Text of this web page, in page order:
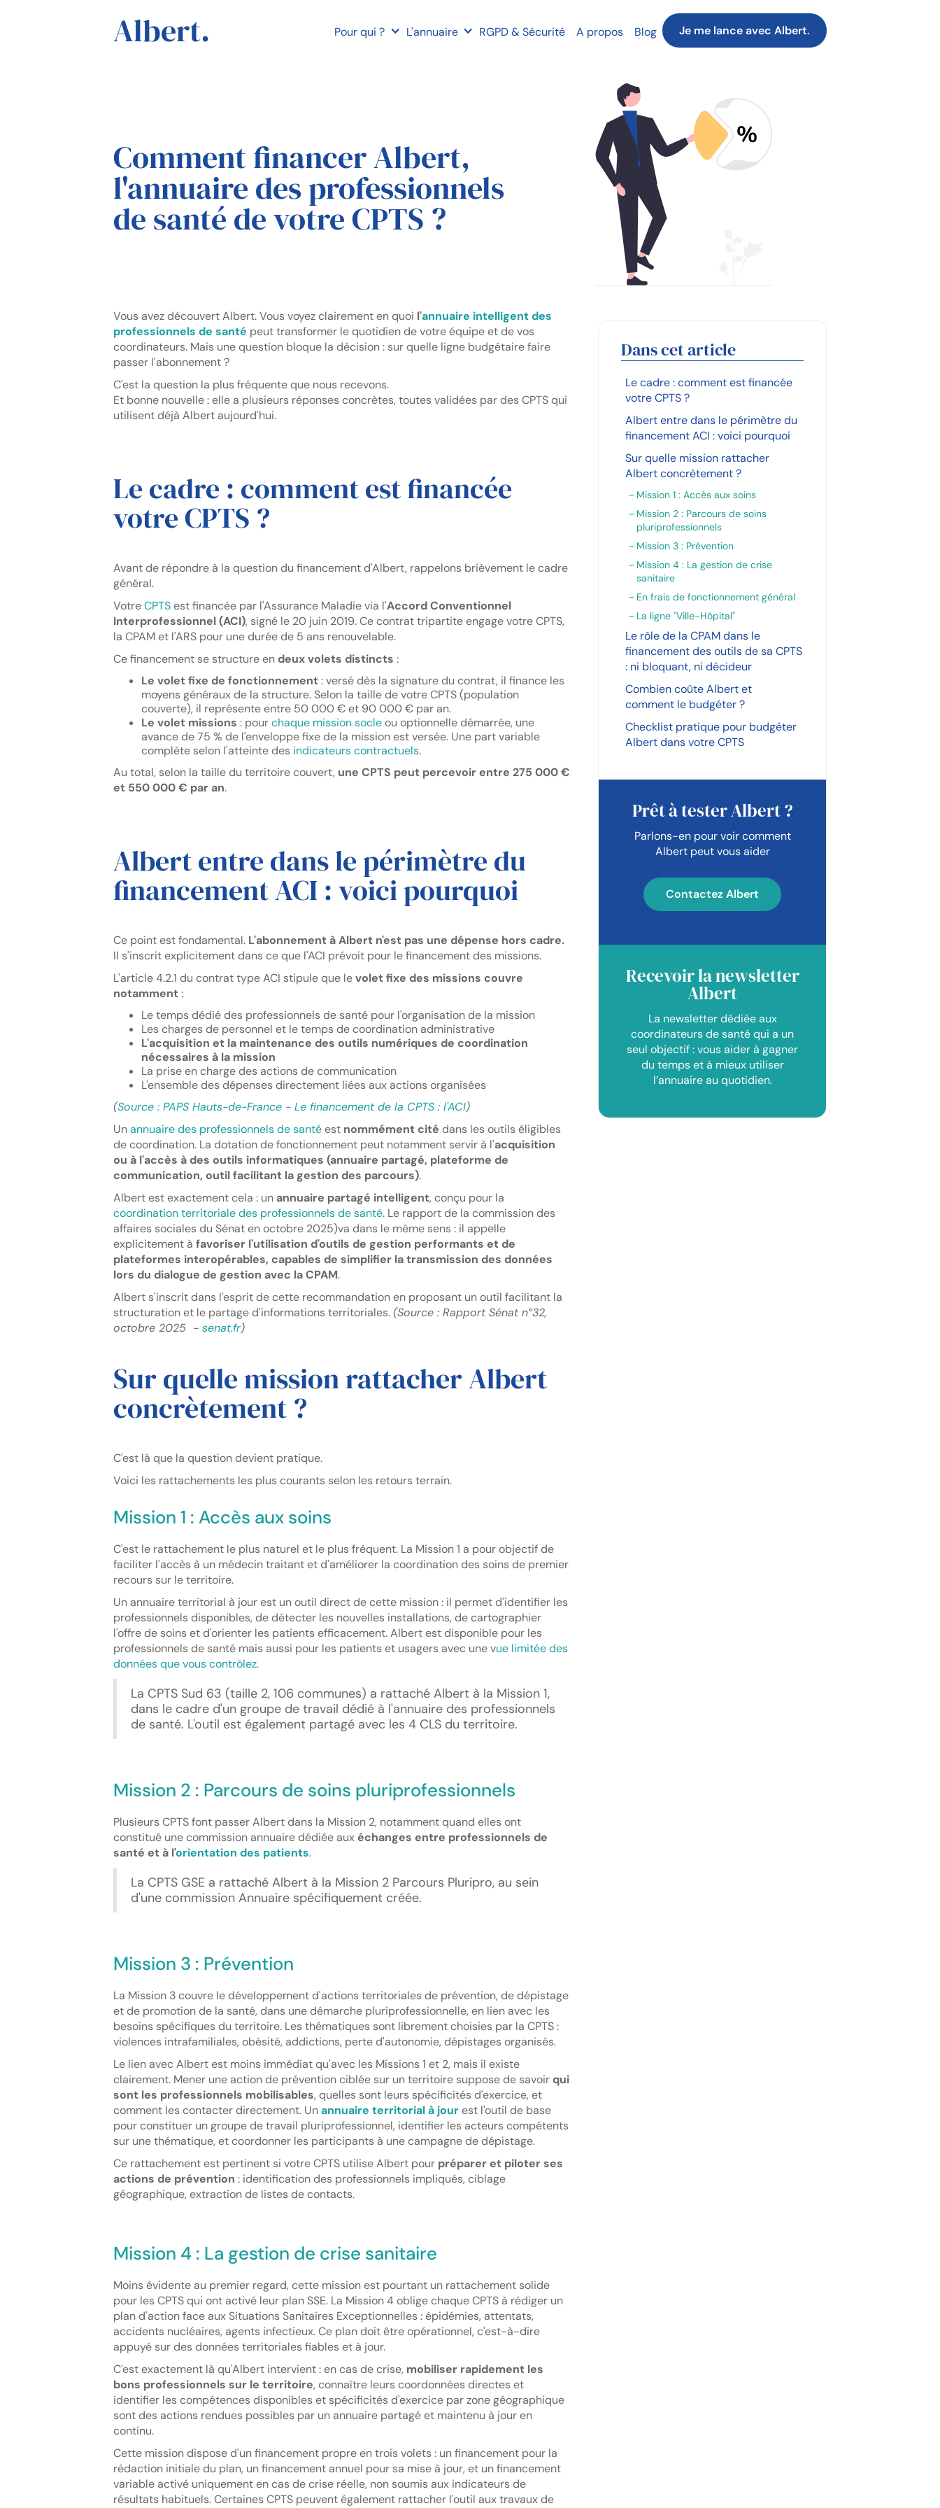
Albert. Pour qui ? L'annuaire RGPD & Sécurité A propos Blog Je me lance avec Albert.
Comment financer Albert,
l'annuaire des professionnels
de santé de votre CPTS ?
Vous avez découvert Albert. Vous voyez clairement en quoi l'annuaire intelligent des
professionnels de santé peut transformer le quotidien de votre équipe et de vos
coordinateurs. Mais une question bloque la décision : sur quelle ligne budgétaire faire
passer l'abonnement ?
C'est la question la plus fréquente que nous recevons.
Et bonne nouvelle : elle a plusieurs réponses concrètes, toutes validées par des CPTS qui
utilisent déjà Albert aujourd'hui.
Le cadre : comment est financée
votre CPTS ?
Avant de répondre à la question du financement d'Albert, rappelons brièvement le cadre
général.
VotreCPTSest financée par l'Assurance Maladie via l'Accord Conventionnel
Interprofessionnel (ACI), signé le 20 juin 2019. Ce contrat tripartite engage votre CPTS,
la CPAM et l'ARS pour une durée de 5 ans renouvelable.
Ce financement se structure en deux volets distincts :
Le volet fixe de fonctionnement : versé dès la signature du contrat, il finance les
moyens généraux de la structure. Selon la taille de votre CPTS (population
couverte), il représente entre 50 000 € et 90 000 € par an.
Le volet missions : pourchaque mission socleou optionnelle démarrée, une
avance de 75 % de l'enveloppe fixe de la mission est versée. Une part variable
complète selon l'atteinte des indicateurs contractuels.
Au total, selon la taille du territoire couvert, une CPTS peut percevoir entre 275 000 €
et 550 000 € par an.
Albert entre dans le périmètre du
financement ACI : voici pourquoi
Ce point est fondamental. L'abonnement à Albert n'est pas une dépense hors cadre.
Il s'inscrit explicitement dans ce que l'ACI prévoit pour le financement des missions.
L'article 4.2.1 du contrat type ACI stipule que levolet fixe des missions couvre
notamment :
Le temps dédié des professionnels de santé pour l'organisation de la mission
Les charges de personnel et le temps de coordination administrative
L'acquisition et la maintenance des outils numériques de coordination
nécessaires à la mission
La prise en charge des actions de communication
L'ensemble des dépenses directement liées aux actions organisées
(Source : PAPS Hauts-de-France - Le financement de la CPTS : l'ACI)
Unannuaire des professionnels de santéest nommément cité dans les outils éligibles
de coordination. La dotation de fonctionnement peut notamment servir à l'acquisition
ou à l'accès à des outils informatiques (annuaire partagé, plateforme de
communication, outil facilitant la gestion des parcours).
Albert est exactement cela : un annuaire partagé intelligent, conçu pour la
coordination territoriale des professionnels de santé. Le rapport de la commission des
affaires sociales du Sénat en octobre 2025)va dans le même sens : il appelle
explicitement à favoriser l'utilisation d'outils de gestion performants et de
plateformes interopérables, capables de simplifier la transmission des données
lors du dialogue de gestion avec la CPAM.
Albert s'inscrit dans l'esprit de cette recommandation en proposant un outil facilitant la
structuration et le partage d'informations territoriales. (Source : Rapport Sénat n°32,
octobre 2025 - senat.fr)
Sur quelle mission rattacher Albert
concrètement ?
C'est là que la question devient pratique.
Voici les rattachements les plus courants selon les retours terrain.
Mission 1 : Accès aux soins
C'est le rattachement le plus naturel et le plus fréquent. La Mission 1 a pour objectif de
faciliter l'accès à un médecin traitant et d'améliorer la coordination des soins de premier
recours sur le territoire.
Un annuaire territorial à jour est un outil direct de cette mission : il permet d'identifier les
professionnels disponibles, de détecter les nouvelles installations, de cartographier
l'offre de soins et d'orienter les patients efficacement. Albert est disponible pour les
professionnels de santé mais aussi pour les patients et usagers avec une vue limitée des
données que vous contrôlez.
La CPTS Sud 63 (taille 2, 106 communes) a rattaché Albert à la Mission 1,
dans le cadre d'un groupe de travail dédié à l'annuaire des professionnels
de santé. L'outil est également partagé avec les 4 CLS du territoire.
Mission 2 : Parcours de soins pluriprofessionnels
Plusieurs CPTS font passer Albert dans la Mission 2, notamment quand elles ont
constitué une commission annuaire dédiée auxéchanges entre professionnels de
santé et à l'orientation des patients.
La CPTS GSE a rattaché Albert à la Mission 2 Parcours Pluripro, au sein
d'une commission Annuaire spécifiquement créée.
Mission 3 : Prévention
La Mission 3 couvre le développement d'actions territoriales de prévention, de dépistage
et de promotion de la santé, dans une démarche pluriprofessionnelle, en lien avec les
besoins spécifiques du territoire. Les thématiques sont librement choisies par la CPTS :
violences intrafamiliales, obésité, addictions, perte d'autonomie, dépistages organisés.
Le lien avec Albert est moins immédiat qu'avec les Missions 1 et 2, mais il existe
clairement. Mener une action de prévention ciblée sur un territoire suppose de savoir qui
sont les professionnels mobilisables, quelles sont leurs spécificités d'exercice, et
comment les contacter directement. Unannuaire territorial à jourest l'outil de base
pour constituer un groupe de travail pluriprofessionnel, identifier les acteurs compétents
sur une thématique, et coordonner les participants à une campagne de dépistage.
Ce rattachement est pertinent si votre CPTS utilise Albert pour préparer et piloter ses
actions de prévention : identification des professionnels impliqués, ciblage
géographique, extraction de listes de contacts.
Mission 4 : La gestion de crise sanitaire
Moins évidente au premier regard, cette mission est pourtant un rattachement solide
pour les CPTS qui ont activé leur plan SSE. La Mission 4 oblige chaque CPTS à rédiger un
plan d'action face aux Situations Sanitaires Exceptionnelles : épidémies, attentats,
accidents nucléaires, agents infectieux. Ce plan doit être opérationnel, c'est-à-dire
appuyé sur des données territoriales fiables et à jour.
C'est exactement là qu'Albert intervient : en cas de crise, mobiliser rapidement les
bons professionnels sur le territoire, connaître leurs coordonnées directes et
identifier les compétences disponibles et spécificités d'exercice par zone géographique
sont des actions rendues possibles par un annuaire partagé et maintenu à jour en
continu.
Cette mission dispose d'un financement propre en trois volets : un financement pour la
rédaction initiale du plan, un financement annuel pour sa mise à jour, et un financement
variable activé uniquement en cas de crise réelle, non soumis aux indicateurs de
résultats habituels. Certaines CPTS peuvent également rattacher l'outil aux travaux de
Dans cet article
Le cadre : comment est financée
votre CPTS ?
Albert entre dans le périmètre du
financement ACI : voici pourquoi
Sur quelle mission rattacher
Albert concrètement ?
Mission 1 : Accès aux soins
Mission 2 : Parcours de soins
pluriprofessionnels
Mission 3 : Prévention
Mission 4 : La gestion de crise
sanitaire
En frais de fonctionnement général
La ligne "Ville-Hôpital"
Le rôle de la CPAM dans le
financement des outils de sa CPTS
: ni bloquant, ni décideur
Combien coûte Albert et
comment le budgéter ?
Checklist pratique pour budgéter
Albert dans votre CPTS
Prêt à tester Albert ?
Parlons-en pour voir comment
Albert peut vous aider
Contactez Albert
Recevoir la newsletter
Albert
La newsletter dédiée aux
coordinateurs de santé qui a un
seul objectif : vous aider à gagner
du temps et à mieux utiliser
l’annuaire au quotidien.